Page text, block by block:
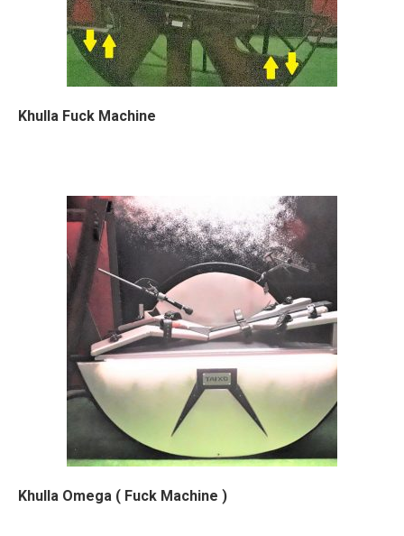
Khulla Fuck Machine
Khulla Omega ( Fuck Machine )